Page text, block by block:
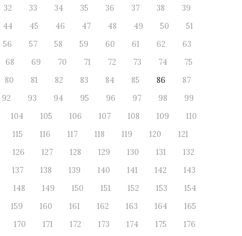
32 33 34 35 36 37 38
39
44 45 46 47 48 49 50
51
56 57 58 59 60 61 62
63
68 69 70 71 72 73 74
75
80 81 82 83 84 85 86
87
92 93 94 95 96 97 98
99
104 105 106 107 108 109
110
115 116 117 118 119 120
121
126 127 128 129 130 131
132
137 138 139 140 141 142
143
148 149 150 151 152 153
154
159 160 161 162 163 164
165
170 171 172 173 174 175
176